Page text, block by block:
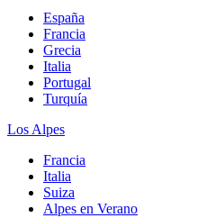
España
Francia
Grecia
Italia
Portugal
Turquía
Los Alpes
Francia
Italia
Suiza
Alpes en Verano